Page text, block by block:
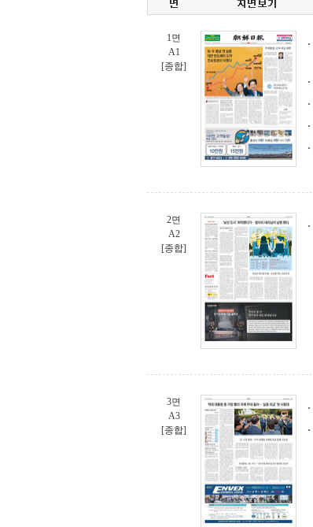
1면
A1
[종합]
2면
A2
[종합]
3면
A3
[종합]